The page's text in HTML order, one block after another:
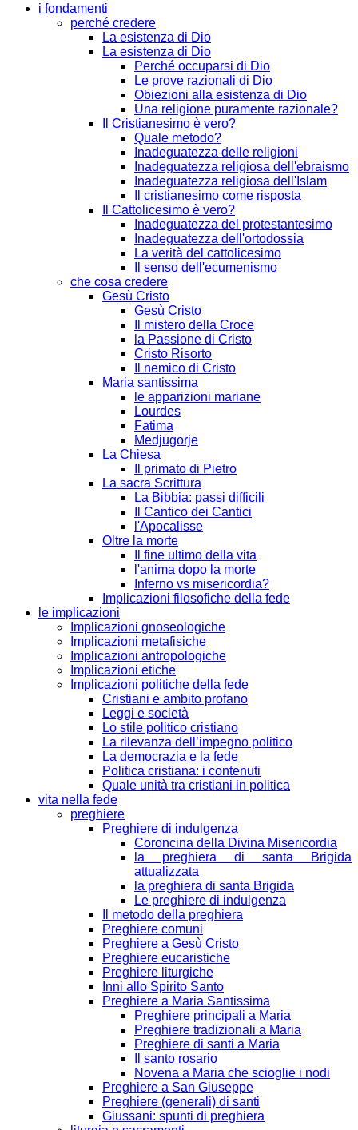
i fondamenti
perché credere
La esistenza di Dio
La esistenza di Dio
Perché occuparsi di Dio
Le prove razionali di Dio
Obiezioni alla esistenza di Dio
Una religione puramente razionale?
Il Cristianesimo è vero?
Quale metodo?
Inadeguatezza delle religioni
Inadeguatezza religiosa dell'ebraismo
Inadeguatezza religiosa dell'Islam
Il cristianesimo come risposta
Il Cattolicesimo è vero?
Inadeguatezza del protestantesimo
Inadeguatezza dell'ortodossia
La verità del cattolicesimo
Il senso dell'ecumenismo
che cosa credere
Gesù Cristo
Gesù Cristo
Il mistero della Croce
la Passione di Cristo
Cristo Risorto
Il nemico di Cristo
Maria santissima
le apparizioni mariane
Lourdes
Fatima
Medjugorje
La Chiesa
Il primato di Pietro
La sacra Scrittura
La Bibbia: passi difficili
Il Cantico dei Cantici
l'Apocalisse
Oltre la morte
Il fine ultimo della vita
l'anima dopo la morte
Inferno vs misericordia?
Implicazioni filosofiche della fede
le implicazioni
Implicazioni gnoseologiche
Implicazioni metafisiche
Implicazioni antropologiche
Implicazioni etiche
Implicazioni politiche della fede
Cristiani e ambito profano
Leggi e società
Lo stile politico cristiano
La rilevanza dell’impegno politico
La democrazia e la fede
Politica cristiana: i contenuti
Quale unità tra cristiani in politica
vita nella fede
preghiere
Preghiere di indulgenza
Coroncina della Divina Misericordia
la preghiera di santa Brigida
attualizzata
la preghiera di santa Brigida
Le preghiere di indulgenza
Il metodo della preghiera
Preghiere comuni
Preghiere a Gesù Cristo
Preghiere eucaristiche
Preghiere liturgiche
Inni allo Spirito Santo
Preghiere a Maria Santissima
Preghiere principali a Maria
Preghiere tradizionali a Maria
Preghiere di santi a Maria
Il santo rosario
Novena a Maria che scioglie i nodi
Preghiere a San Giuseppe
Preghiere (generali) di santi
Giussani: spunti di preghiera